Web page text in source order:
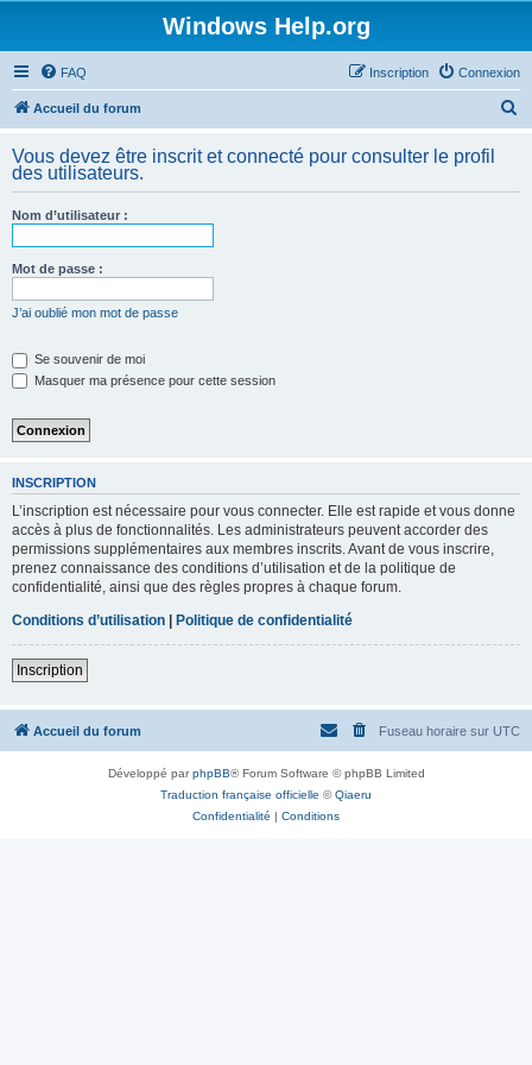
Windows Help.org
FAQ Connexion
Inscription
Accueil du forum
h
Vous devez être inscrit et connecté pour consulter le profil
des utilisateurs.
Nom d’utilisateur :
Mot de passe :
J’ai oublié mon mot de passe
Se souvenir de moi
Masquer ma présence pour cette session
INSCRIPTION
L’inscription est nécessaire pour vous connecter. Elle est rapide et vous donne
accès à plus de fonctionnalités. Les administrateurs peuvent accorder des
permissions supplémentaires aux membres inscrits. Avant de vous inscrire,
prenez connaissance des conditions d’utilisation et de la politique de
confidentialité, ainsi que des règles propres à chaque forum.
Conditions d’utilisation | Politique de confidentialité
Inscription
Accueil du forum Fuseau horaire sur UTC
Développé parphpBB® Forum Software © phpBB Limited
Traduction française officielle ©Qiaeru
Confidentialité | Conditions